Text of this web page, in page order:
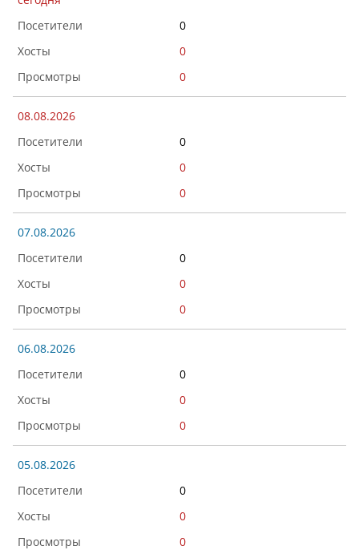
0
0
0
08.08.2026
0
0
0
07.08.2026
0
0
0
06.08.2026
0
0
0
05.08.2026
0
0
0